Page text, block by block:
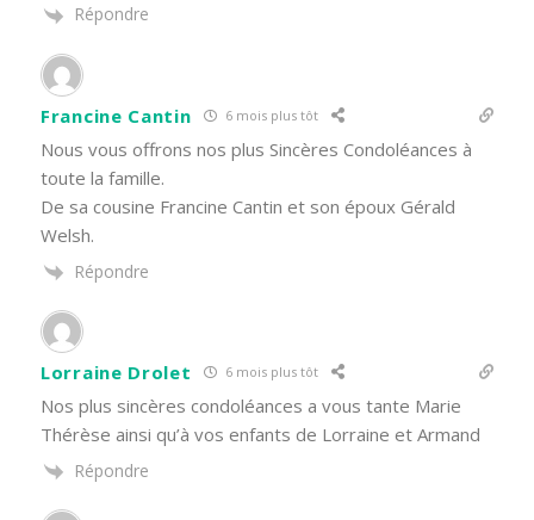
Répondre
Francine Cantin 6 mois plus tôt
Nous vous offrons nos plus Sincères Condoléances à
toute la famille.
De sa cousine Francine Cantin et son époux Gérald
Welsh.
Répondre
Lorraine Drolet 6 mois plus tôt
Nos plus sincères condoléances a vous tante Marie
Thérèse ainsi qu’à vos enfants de Lorraine et Armand
Répondre